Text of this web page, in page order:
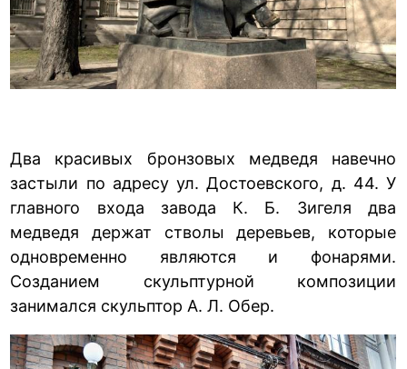
Два красивых бронзовых медведя навечно
застыли по адресу ул. Достоевского, д. 44. У
главного входа завода К. Б. Зигеля два
медведя держат стволы деревьев, которые
одновременно являются и фонарями.
Созданием скульптурной композиции
занимался скульптор А. Л. Обер.